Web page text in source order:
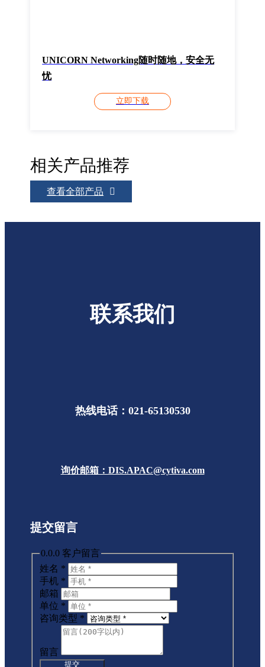
UNICORN Networking随时随地，安全无
忧
立即下载
相关产品推荐
查看全部产品
联系我们
热线电话：021-65130530
询价邮箱：DIS.APAC@cytiva.com
提交留言
0.0.0 客户留言
姓名 *
手机 *
邮箱
单位 *
咨询类型 *
留言
提交